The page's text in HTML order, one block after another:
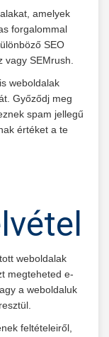
amelyek
forgalommal
SEO
SEMrush.
weboldalak
Győződj meg
spam jellegű
értéket a te
weboldalak
megteheted e-
a weboldaluk
feltételeiről,